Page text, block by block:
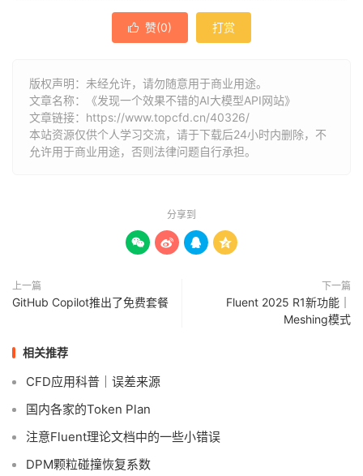
 赞(0) 打赏
版权声明：未经允许，请勿随意用于商业用途。
文章名称：《发现一个效果不错的AI大模型API网站》
文章链接： https://www.topcfd.cn/40326/
本站资源仅供个人学习交流，请于下载后24小时内删除，不
允许用于商业用途，否则法律问题自行承担。
分享到
   
上一篇
GitHub Copilot推出了免费套餐
下一篇
Fluent 2025 R1新功能｜
Meshing模式
相关推荐
CFD应用科普｜误差来源
国内各家的Token Plan
注意Fluent理论文档中的一些小错误
DPM颗粒碰撞恢复系数